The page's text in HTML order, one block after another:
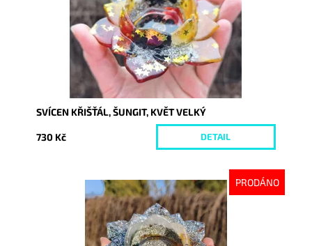
SVÍCEN KŘIŠŤÁL, ŠUNGIT, KVĚT VELKÝ
730 Kč DETAIL
PRODÁNO
Dostupnost:
Vyprodáno
10601